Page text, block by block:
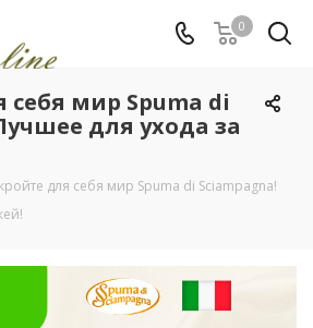
0
себя мир Spuma di
для ухода за
для себя мир Spuma di Sciampagna!